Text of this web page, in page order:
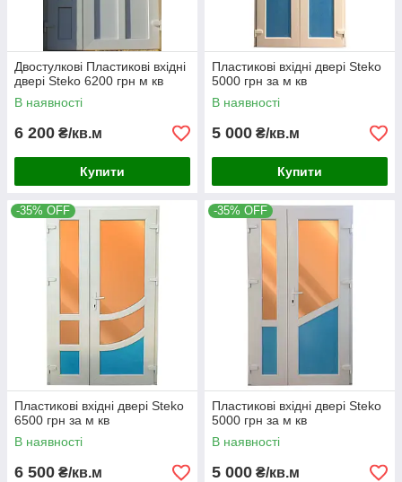
Двостулкові Пластикові вхідні
двері Steko 6200 грн м кв
В наявності
6 200 ₴/кв.м
Купити
Пластикові вхідні двері Steko
5000 грн за м кв
В наявності
5 000 ₴/кв.м
Купити
-35% OFF
Пластикові вхідні двері Steko
6500 грн за м кв
В наявності
6 500 ₴/кв.м
-35% OFF
Пластикові вхідні двері Steko
5000 грн за м кв
В наявності
5 000 ₴/кв.м